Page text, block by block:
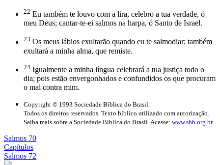
22 Eu também te louvo com a lira, celebro a tua verdade, ó
meu Deus; cantar-te-ei salmos na harpa, ó Santo de Israel.
23 Os meus lábios exultarão quando eu te salmodiar; também
exultará a minha alma, que remiste.
24 Igualmente a minha língua celebrará a tua justiça todo o
dia; pois estão envergonhados e confundidos os que procuram
o mal contra mim.
Copyright © 1993 Sociedade Bíblica do Brasil.
Todos os direitos reservados. Texto bíblico utilizado com autorização.
Saiba mais sobre a Sociedade Bíblica do Brasil. Acesse: www.sbb.org.br
Salmos 70
Capítulos
Salmos 72